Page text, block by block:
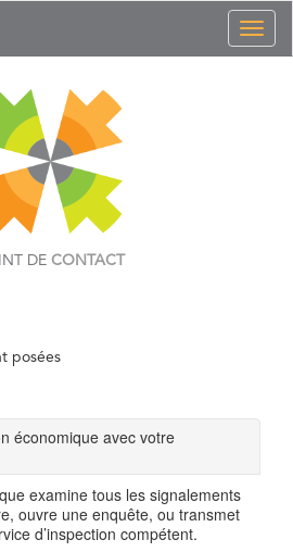
DE CONTACT
posées
économique avec votre
examine tous les signalements
ouvre une enquête, ou transmet
d’inspection compétent.